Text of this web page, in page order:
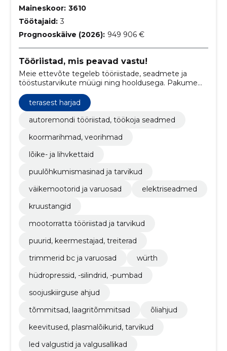
Maineskoor: 3610
Töötajaid: 3
Prognooskäive (2026): 949 906 €
Tööriistad, mis peavad vastu!
Meie ettevõte tegeleb tööriistade, seadmete ja
tööstustarvikute müügi ning hooldusega. Pakume
kui ka hobikasutajatele.
terasest harjad
autoremondi tööriistad, töökoja seadmed
koormarihmad, veorihmad
lõike- ja lihvkettaid
puulõhkumismasinad ja tarvikud
väikemootorid ja varuosad
elektriseadmed
kruustangid
mootorratta tööriistad ja tarvikud
puurid, keermestajad, treiterad
trimmerid bc ja varuosad
würth
hüdropressid, -silindrid, -pumbad
soojuskiirguse ahjud
tõmmitsad, laagritõmmitsad
õliahjud
keevitused, plasmalõikurid, tarvikud
led valgustid ja valgusallikad